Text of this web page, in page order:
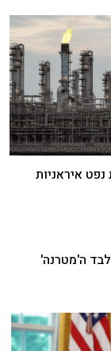
איראניות
ה'מטרנה'